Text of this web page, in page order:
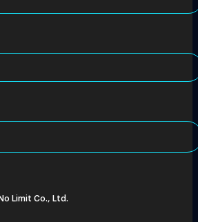
Limit Co., Ltd.